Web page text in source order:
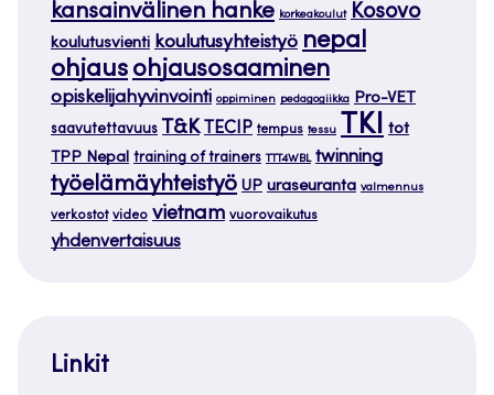
kansainvälinen hanke korkeakoulut Kosovo
koulutusvienti koulutusyhteistyö nepal
ohjaus ohjausosaaminen
opiskelijahyvinvointi oppiminen pedagogiikka Pro-VET
saavutettavuus T&K TECIP tempus tessu TKI tot
TPP Nepal training of trainers TTT4WBL twinning
työelämäyhteistyö UP uraseuranta valmennus
verkostot video vietnam vuorovaikutus
yhdenvertaisuus
Linkit